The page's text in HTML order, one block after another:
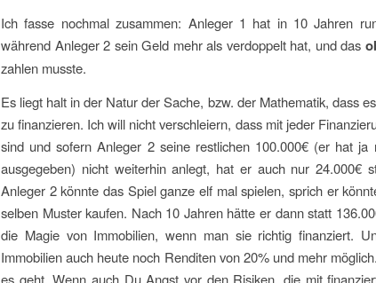
Ich fasse nochmal zusammen: Anleger 1 hat in 10 Jahren
während Anleger 2 sein Geld mehr als verdoppelt hat, und das
zahlen musste.
Es liegt halt in der Natur der Sache, bzw. der Mathematik, dass
zu finanzieren. Ich will nicht verschleiern, dass mit jeder
sind und sofern Anleger 2 seine restlichen 100.000€ (er hat ja
ausgegeben) nicht weiterhin anlegt, hat er auch nur 24.000€
Anleger 2 könnte das Spiel ganze elf mal spielen, sprich er
selben Muster kaufen. Nach 10 Jahren hätte er dann statt
die Magie von Immobilien, wenn man sie richtig finanziert.
Immobilien auch heute noch Renditen von 20% und mehr
es geht. Wenn auch Du Angst vor den Risiken, die mit